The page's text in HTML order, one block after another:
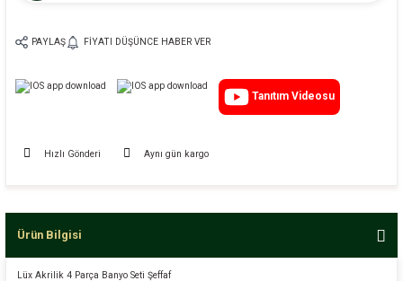
PAYLAŞ FIYATI DÜŞÜNCE HABER VER
Tanıtım Videosu
Hızlı Gönderi Aynı gün kargo
Ürün Bilgisi
Lüx Akrilik 4 Parça Banyo Seti Şeffaf